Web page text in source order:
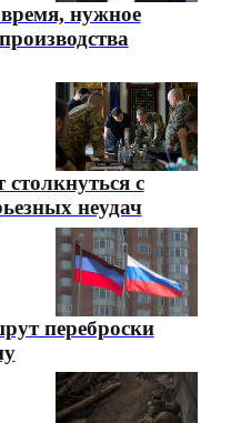
нужное
с
неудач
переброски